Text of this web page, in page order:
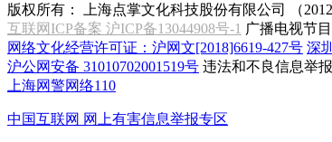
版权所有：
上海点掌文化科技股份有限公司 （
互联网ICP备案 沪ICP备13044908号-1 广播电视节
网络文化经营许可证：沪网文[2018]6619-427号 深
沪公网安备 31010702001519号 违法和不良信息举
上海网警网络110
中国互联网 网上有害信息举报专区